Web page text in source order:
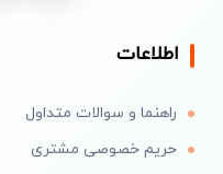
اطلاعات
راهنما و سوالات متداول
حریم خصوصی مشتری